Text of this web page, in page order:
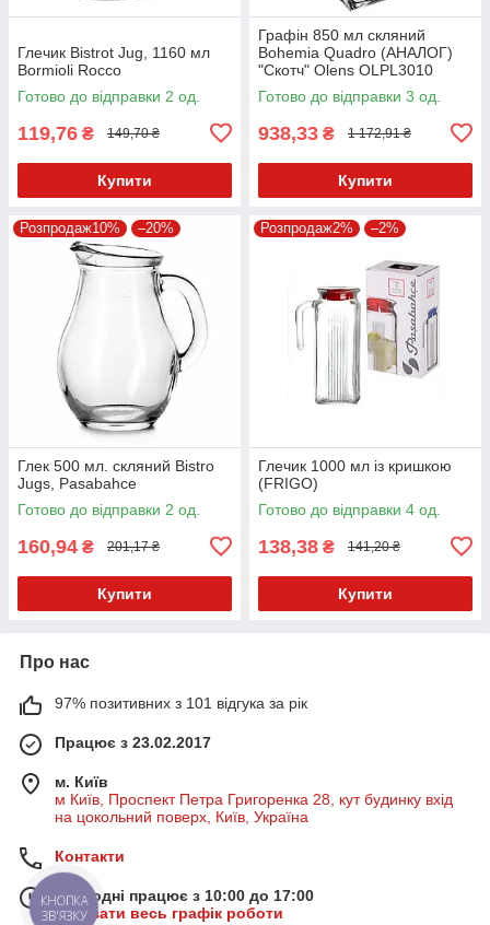
Глечик Bistrot Jug, 1160 мл
Bormioli Rocco
Готово до відправки 2 од.
119,76 ₴ 149,70 ₴
Купити
Графін 850 мл скляний
Bohemia Quadro (АНАЛОГ)
"Скотч" Olens OLPL3010
Готово до відправки 3 од.
938,33 ₴ 1 172,91 ₴
Купити
Розпродаж10% –20%
Глек 500 мл. скляний Bistro
Jugs, Pasabahce
Готово до відправки 2 од.
160,94 ₴ 201,17 ₴
Купити
Розпродаж2% –2%
Глечик 1000 мл із кришкою
(FRIGO)
Готово до відправки 4 од.
138,38 ₴ 141,20 ₴
Купити
Про нас
97% позитивних з 101 відгука за рік
Працює з 23.02.2017
м. Київ
м Київ, Проспект Петра Григоренка 28, кут будинку вхід
на цокольний поверх, Київ, Україна
Контакти
Сьогодні працює з 10:00 до 17:00
Показати весь графік роботи
КНОПКА
ЗВ'ЯЗКУ